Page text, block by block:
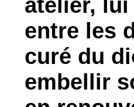
entre les
curé du
embellir